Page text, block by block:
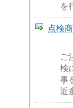
を
点検
ご
検
事
近